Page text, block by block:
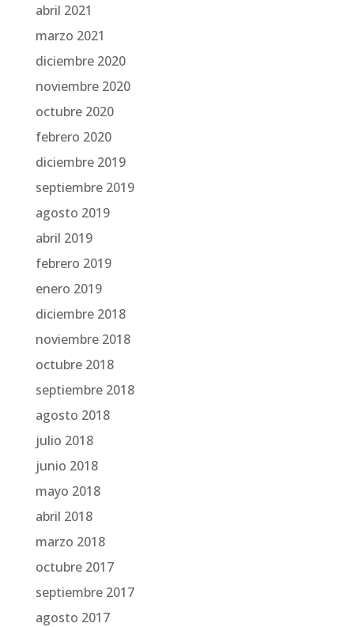
abril 2021
marzo 2021
diciembre 2020
noviembre 2020
octubre 2020
febrero 2020
diciembre 2019
septiembre 2019
agosto 2019
abril 2019
febrero 2019
enero 2019
diciembre 2018
noviembre 2018
octubre 2018
septiembre 2018
agosto 2018
julio 2018
junio 2018
mayo 2018
abril 2018
marzo 2018
octubre 2017
septiembre 2017
agosto 2017